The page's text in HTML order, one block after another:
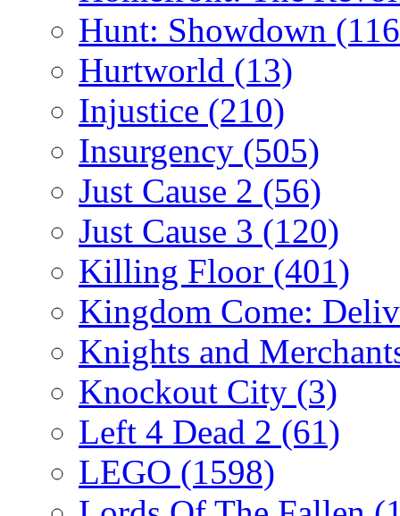
Hunt: Showdown
Hurtworld (13)
Injustice (210)
Insurgency (505)
Just Cause 2 (56)
Just Cause 3 (120)
Killing Floor (401)
Kingdom Come:
Knights and
Knockout City (3)
Left 4 Dead 2 (61)
LEGO (1598)